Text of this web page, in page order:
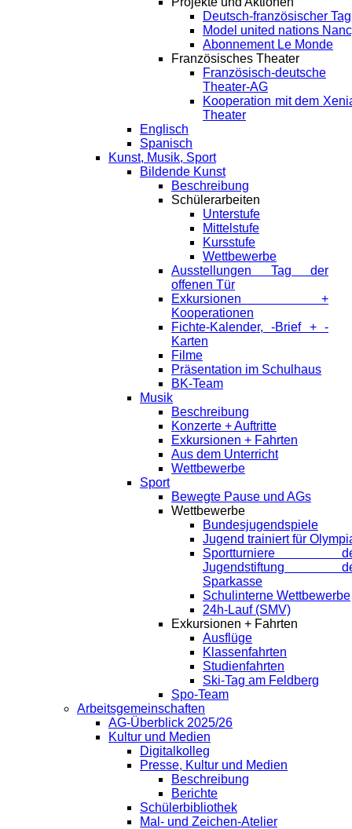
Deutsch-französischer Tag
Model united nations
Abonnement Le Monde
Französisches Theater
Französisch-deutsche
Theater-AG
Kooperation mit dem
Theater
Englisch
Spanisch
Kunst, Musik, Sport
Bildende Kunst
Beschreibung
Schülerarbeiten
Unterstufe
Mittelstufe
Kursstufe
Wettbewerbe
Ausstellungen Tag der
offenen Tür
Exkursionen +
Kooperationen
Fichte-Kalender, -Brief + -
Karten
Filme
Präsentation im Schulhaus
BK-Team
Musik
Beschreibung
Konzerte + Auftritte
Exkursionen + Fahrten
Aus dem Unterricht
Wettbewerbe
Sport
Bewegte Pause und AGs
Wettbewerbe
Bundesjugendspiele
Jugend trainiert für
Sportturniere
Jugendstiftung
Sparkasse
Schulinterne Wettbewerbe
24h-Lauf (SMV)
Exkursionen + Fahrten
Ausflüge
Klassenfahrten
Studienfahrten
Ski-Tag am Feldberg
Spo-Team
Arbeitsgemeinschaften
AG-Überblick 2025/26
Kultur und Medien
Digitalkolleg
Presse, Kultur und Medien
Beschreibung
Berichte
Schülerbibliothek
Mal- und Zeichen-Atelier